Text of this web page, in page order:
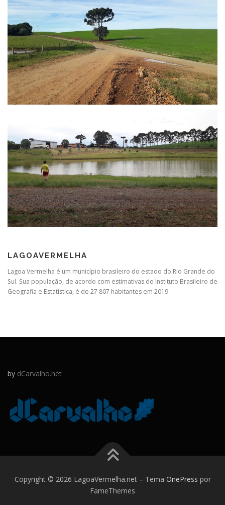
LAGOAVERMELHA
Lagoa Vermelha é um município brasileiro do estado do Rio Grande do
Sul. Sua população, de acordo com estimativas do Instituto Brasileiro de
Geografia e Estatística, é de 27 807 habitantes em 2019.
by dCarvalho.net
Copyright © 2026 LagoaVermelha.net – Tema OnePress por
FameThemes